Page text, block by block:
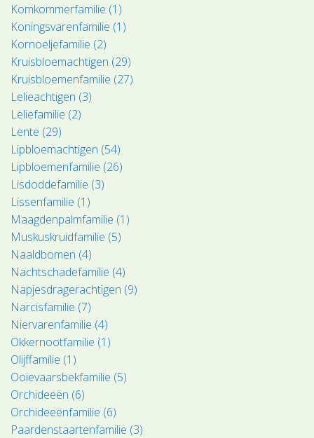
Komkommerfamilie (1)
Koningsvarenfamilie (1)
Kornoeljefamilie (2)
Kruisbloemachtigen (29)
Kruisbloemenfamilie (27)
Lelieachtigen (3)
Leliefamilie (2)
Lente (29)
Lipbloemachtigen (54)
Lipbloemenfamilie (26)
Lisdoddefamilie (3)
Lissenfamilie (1)
Maagdenpalmfamilie (1)
Muskuskruidfamilie (5)
Naaldbomen (4)
Nachtschadefamilie (4)
Napjesdragerachtigen (9)
Narcisfamilie (7)
Niervarenfamilie (4)
Okkernootfamilie (1)
Olijffamilie (1)
Ooievaarsbekfamilie (5)
Orchideeën (6)
Orchideeënfamilie (6)
Paardenstaartenfamilie (3)